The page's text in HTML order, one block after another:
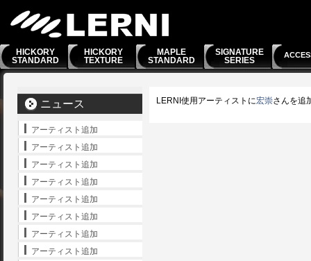
HICKORY
STANDARD
HICKORY
TEXTURE
MAPLE
STANDARD
SIGNATURE
SERIES
LERNI使用アーティストに宏崇さんを追
ニュース
アーティスト追加
アーティスト追加
アーティスト追加
アーティスト追加
アーティスト追加
アーティスト追加
アーティスト追加
アーティスト追加